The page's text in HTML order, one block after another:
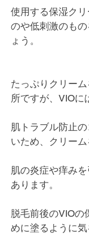
使用する保湿ク
のや低刺激のも
ょう。
たっぷりクリー
所ですが、VIOに
肌トラブル防止
いため、クリー
肌の炎症や痒み
あります。
脱毛前後のVIOの
めに塗るように気